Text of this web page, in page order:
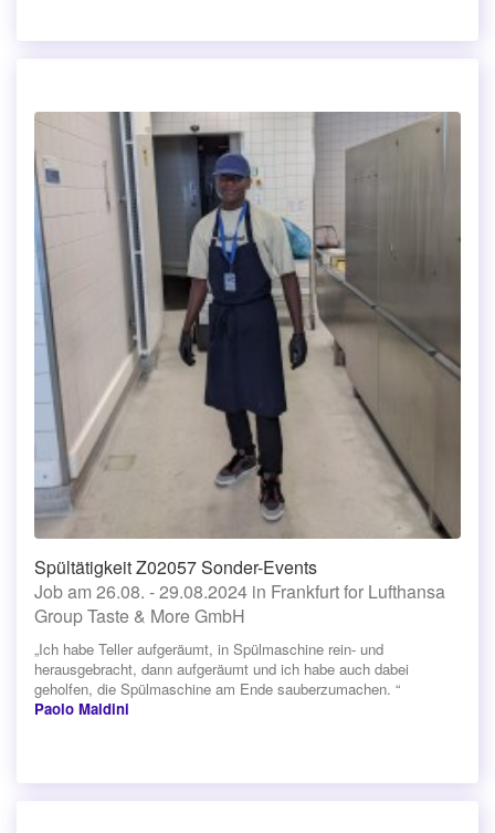
Spültätigkeit Z02057 Sonder-Events
Job am 26.08. - 29.08.2024 in Frankfurt for Lufthansa
Group Taste & More GmbH
„Ich habe Teller aufgeräumt, in Spülmaschine rein- und
herausgebracht, dann aufgeräumt und ich habe auch dabei
geholfen, die Spülmaschine am Ende sauberzumachen. “
Paolo Maldini